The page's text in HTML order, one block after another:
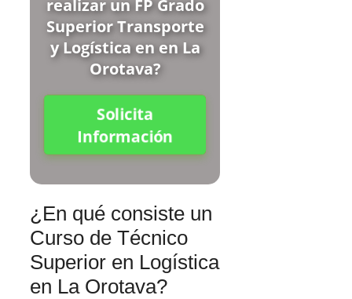
realizar un FP Grado
Superior Transporte
y Logística en en La
Orotava?
Solicita
Información
¿En qué consiste un
Curso de Técnico
Superior en Logística
en La Orotava?